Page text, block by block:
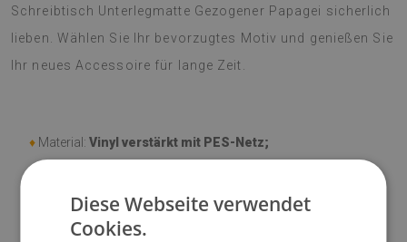
Schreibtisch Unterlegmatte Gezogener Papagei sicherlich
lieben. Wählen Sie Ihr bevorzugtes Motiv und genießen Sie
Ihr neues Accessoire für lange Zeit.
♦ Material: Vinyl verstärkt mit PES-Netz;
Mattentöne können geringfügig von der Visualisierung
Diese Webseite verwendet
Cookies.